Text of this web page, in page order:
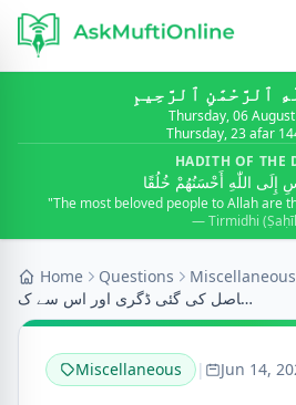
ٱلرَّحْمَٰنِ ٱلرَّحِيمِ
Thursday, 06
Thursday, 23 afar
HADITH OF THE
إِلَى اللّٰهِ أَحْسَنُهُمْ خُلُقًا
"The most beloved people to Allah are
— Tirmidhi
Home Questions
Miscellaneous
کیا جعلی ڈیٹا کے ساتھ حاصل کی گئی ڈگری اور اس سے ک...
Miscellaneous | Jun 14,